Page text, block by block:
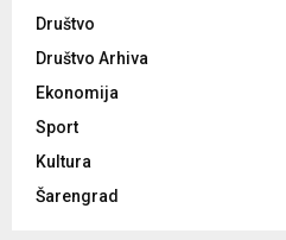
Društvo
Društvo Arhiva
Ekonomija
Sport
Kultura
Šarengrad